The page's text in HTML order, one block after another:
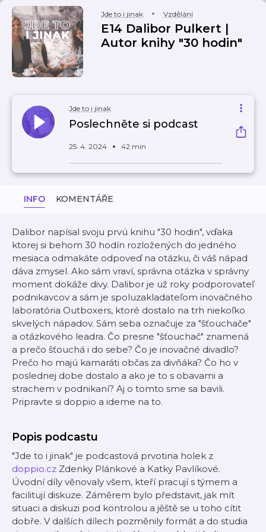
Jde to i jinak Vzdělání
E14 Dalibor Pulkert |
Autor knihy "30 hodin"
Jde to i jinak
Poslechněte si podcast
25. 4. 2024 42 min
INFO KOMENTÁŘE
Dalibor napísal svoju prvú knihu "30 hodin", vďaka
ktorej si behom 30 hodín rozložených do jedného
mesiaca odmakáte odpoveď na otázku, či váš nápad
dáva zmysel. Ako sám vraví, správna otázka v správny
moment dokáže divy. Dalibor je už roky podporovateľ
podnikavcov a sám je spoluzakladateľom inovačného
laboratória Outboxers, ktoré dostalo na trh niekoľko
skvelých nápadov. Sám seba označuje za "šťouchače"
a otázkového leadra. Čo presne "šťouchač" znamená
a prečo šťouchá i do sebe? Čo je inovačné divadlo?
Prečo ho majú kamaráti občas za divňáka? Čo ho v
poslednej dobe dostalo a ako je to s obavami a
strachem v podnikaní? Aj o tomto sme sa bavili.
Pripravte si doppio a ideme na to.
Popis podcastu
"Jde to i jinak" je podcastová prvotina holek z
doppio.cz Zdenky Plánkové a Katky Pavlíkové.
Úvodní díly věnovaly všem, kteří pracují s týmem a
facilitují diskuze. Záměrem bylo představit, jak mít
situaci a diskuzi pod kontrolou a jěště se u toho cítit
dobře. V dalších dílech pozměnily formát a do studia